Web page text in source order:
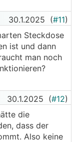
30.1.2025 (#11)
Steckdose
ist und dann
man noch
30.1.2025 (#12)
die
dass der
Also keine